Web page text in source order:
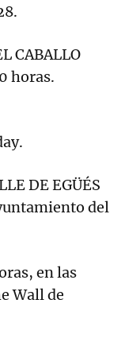
CABALLO
horas.
DE EGÜÉS
del
en las
Wall de